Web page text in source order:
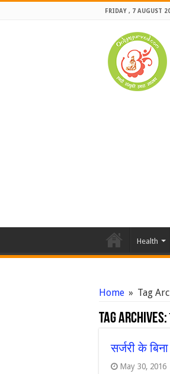
FRIDAY , 7 AUGUST
Health
Home » Tag
Tag Archives:
सर्जरी के
May 30, 2016